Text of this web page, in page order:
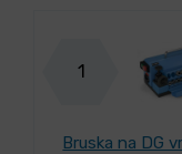
1
Bruska na DG